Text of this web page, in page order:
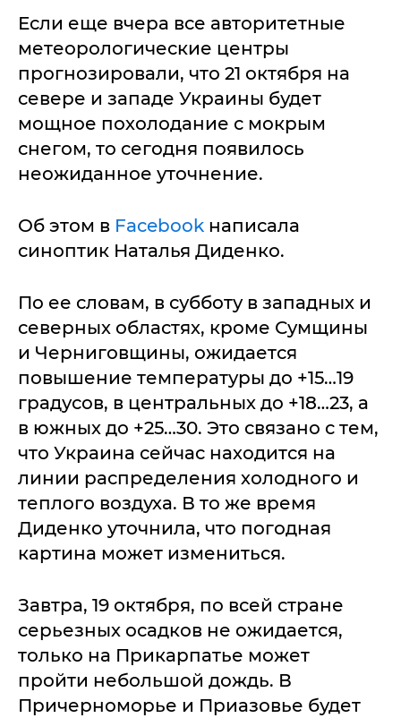
Если еще вчера все авторитетные
метеорологические центры
прогнозировали, что 21 октября на
севере и западе Украины будет
мощное похолодание с мокрым
снегом, то сегодня появилось
неожиданное уточнение.
Об этом в Facebook написала
синоптик Наталья Диденко.
По ее словам, в субботу в западных и
северных областях, кроме Сумщины
и Черниговщины, ожидается
повышение температуры до +15…19
градусов, в центральных до +18…23, а
в южных до +25…30. Это связано с тем,
что Украина сейчас находится на
линии распределения холодного и
теплого воздуха. В то же время
Диденко уточнила, что погодная
картина может измениться.
Завтра, 19 октября, по всей стране
серьезных осадков не ожидается,
только на Прикарпатье может
пройти небольшой дождь. В
Причерноморье и Приазовье будет